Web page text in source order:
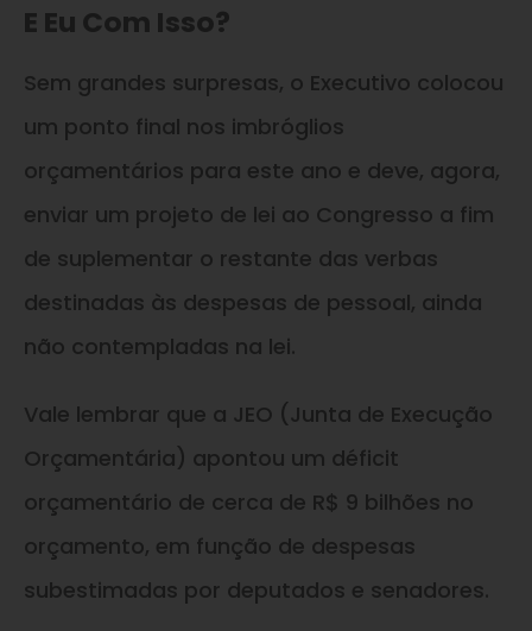
E Eu Com Isso?
Sem grandes surpresas, o Executivo colocou
um ponto final nos imbróglios
orçamentários para este ano e deve, agora,
enviar um projeto de lei ao Congresso a fim
de suplementar o restante das verbas
destinadas às despesas de pessoal, ainda
não contempladas na lei.
Vale lembrar que a JEO (Junta de Execução
Orçamentária) apontou um déficit
orçamentário de cerca de R$ 9 bilhões no
orçamento, em função de despesas
subestimadas por deputados e senadores.